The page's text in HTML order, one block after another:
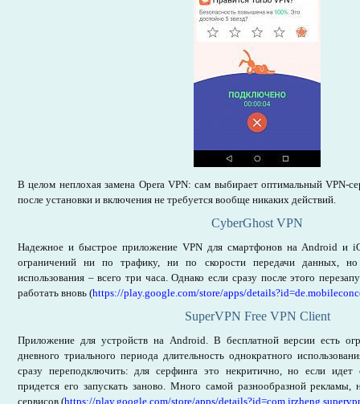
В целом неплохая замена Opera VPN: сам выбирает оптимальный VPN-
после установки и включения не требуется вообще никаких действий.
CyberGhost VPN
Надежное и быстрое приложение VPN для смартфонов на Android и
ограничений ни по трафику, ни по скорости передачи данных, но
использования – всего три часа. Однако если сразу после этого
работать вновь (https://play.google.com/store/apps/
SuperVPN Free VPN Client
Приложение для устройств на Android. В бесплатной версии есть
дневного триального периода длительность однократного
сразу переподключить: для серфинга это некритично, но если идет
придется его запускать заново. Много самой разнообразной рекламы,
сервисов (https://play.google.com/store/apps/